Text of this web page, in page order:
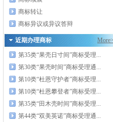
商标转让
商标异议或异议答辩
近期办理商标
第35类“果壳日寸间”商标受理...
第30类“果壳时间”商标受理通...
第10类“杜恩守护者”商标受理...
第10类“杜恩攀登者”商标受理...
第35类“田木壳时间”商标受理...
第44类“双美英诺”商标受理通...